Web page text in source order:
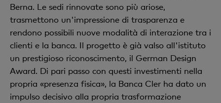
Berna. Le sedi rinnovate sono più ariose,
trasmettono un'impressione di trasparenza e
rendono possibili nuove modalità di interazione tra i
clienti e la banca. Il progetto è già valso all'istituto
un prestigioso riconoscimento, il German Design
Award. Di pari passo con questi investimenti nella
propria «presenza fisica», la Banca Cler ha dato un
impulso decisivo alla propria trasformazione